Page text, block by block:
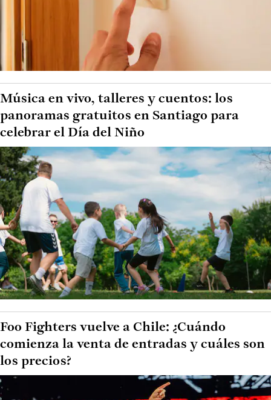
Música en vivo, talleres y cuentos: los
panoramas gratuitos en Santiago para
celebrar el Día del Niño
Foo Fighters vuelve a Chile: ¿Cuándo
comienza la venta de entradas y cuáles son
los precios?